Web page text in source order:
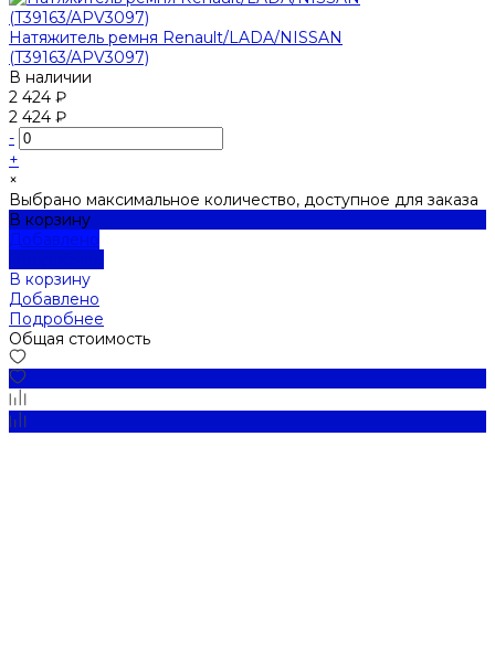
Натяжитель ремня Renault/LADA/NISSAN
(T39163/APV3097)
В наличии
2 424 ₽
2 424 ₽
-
+
×
Выбрано максимальное количество, доступное для заказа
В корзину
Добавлено
В корзину
Добавлено
Подробнее
Общая стоимость